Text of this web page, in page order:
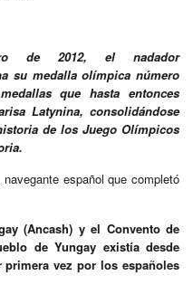
de 2012, el nadador
su medalla olímpica número
que hasta entonces
Latynina, consolidándose
de los Juego Olímpicos
español que completó
(Ancash) y el Convento de
de Yungay existía desde
vez por los españoles